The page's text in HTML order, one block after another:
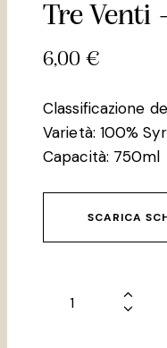
Tre Venti
6,00 €
Classificazione
Varietà: 100%
Capacità: 750ml
SCARICA